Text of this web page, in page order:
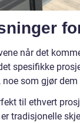
når det
spesifikke
som gjør
til ethvert
tradisjonelle